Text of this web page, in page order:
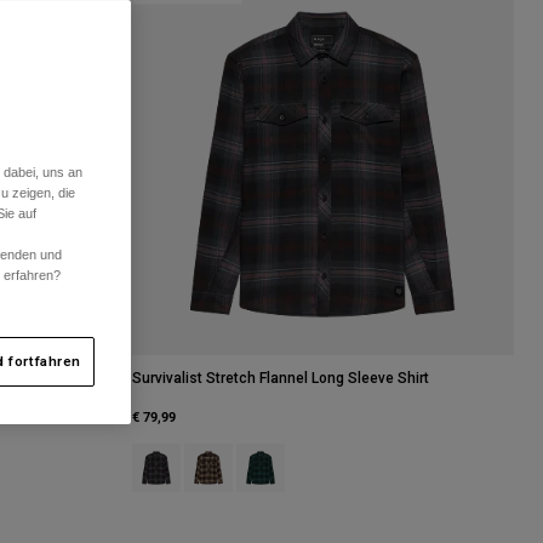
Scarlet.
Survivalist Stretch Flannel Long Sleeve Shirt
€ 79,99
Product swatch type of Schwarz.
Product swatch type of Braun Zucker.
Product swatch type of Deep Fern.
uns an
zeigen, die
auf
und
erfahren?
fortfahren